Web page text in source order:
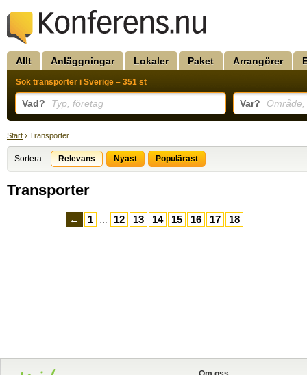
Allt Anläggningar Lokaler Paket Arrangörer
Sök transporter i Sverige – 351 st
Vad? Typ, företag Var?
Start › Transporter
Sortera: Relevans Nyast Populärast
Transporter
← 1 … 12 13 14 15 16 17 18